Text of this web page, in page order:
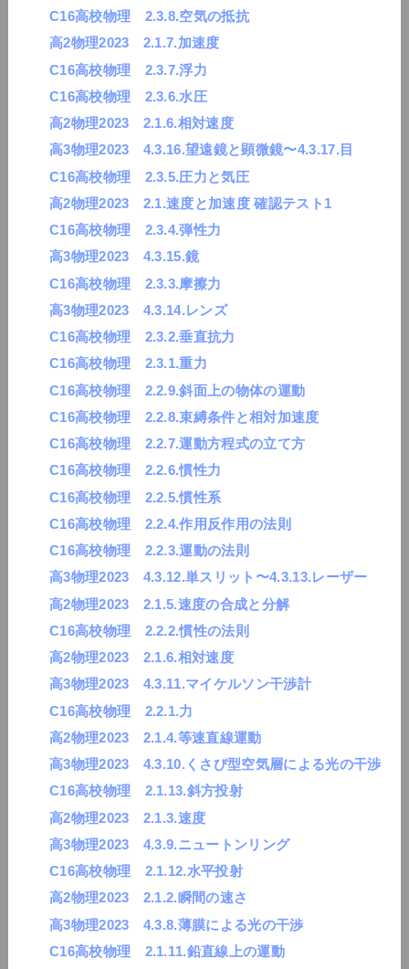
C16高校物理 2.3.8.空気の抵抗
高2物理2023 2.1.7.加速度
C16高校物理 2.3.7.浮力
C16高校物理 2.3.6.水圧
高2物理2023 2.1.6.相対速度
高3物理2023 4.3.16.望遠鏡と顕微鏡〜4.3.17.目
C16高校物理 2.3.5.圧力と気圧
高2物理2023 2.1.速度と加速度 確認テスト1
C16高校物理 2.3.4.弾性力
高3物理2023 4.3.15.鏡
C16高校物理 2.3.3.摩擦力
高3物理2023 4.3.14.レンズ
C16高校物理 2.3.2.垂直抗力
C16高校物理 2.3.1.重力
C16高校物理 2.2.9.斜面上の物体の運動
C16高校物理 2.2.8.束縛条件と相対加速度
C16高校物理 2.2.7.運動方程式の立て方
C16高校物理 2.2.6.慣性力
C16高校物理 2.2.5.慣性系
C16高校物理 2.2.4.作用反作用の法則
C16高校物理 2.2.3.運動の法則
高3物理2023 4.3.12.単スリット〜4.3.13.レーザー
高2物理2023 2.1.5.速度の合成と分解
C16高校物理 2.2.2.慣性の法則
高2物理2023 2.1.6.相対速度
高3物理2023 4.3.11.マイケルソン干渉計
C16高校物理 2.2.1.力
高2物理2023 2.1.4.等速直線運動
高3物理2023 4.3.10.くさび型空気層による光の干渉
C16高校物理 2.1.13.斜方投射
高2物理2023 2.1.3.速度
高3物理2023 4.3.9.ニュートンリング
C16高校物理 2.1.12.水平投射
高2物理2023 2.1.2.瞬間の速さ
高3物理2023 4.3.8.薄膜による光の干渉
C16高校物理 2.1.11.鉛直線上の運動